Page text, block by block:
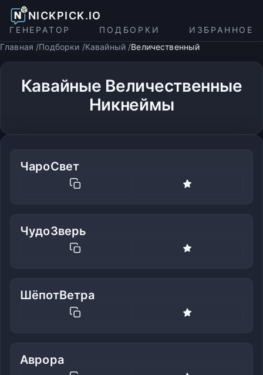
NICKPICK.IO
ГЕНЕРАТОР ПОДБОРКИ
ИЗБРАННОЕ
Главная
Подборки Кавайный Величественный
Кавайные Величественные
Никнеймы
ЧароСвет
ЧудоЗверь
ШёпотВетра
Аврора